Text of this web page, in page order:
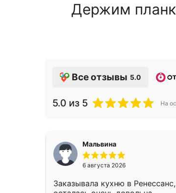
Держим
Все отзывы 5.0
5.0 из 5 На
Мальвина
6 августа 2026
Заказывала кухню в Ренессанс,